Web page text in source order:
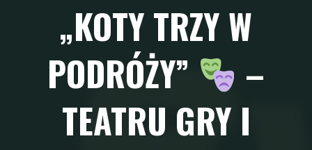
„KOTY TRZY W
PODRÓŻY”
–
TEATRU GRY I